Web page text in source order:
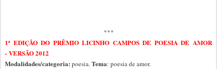
***
1ª EDIÇÃO DO PRÊMIO LICINHO CAMPOS DE POESIA DE AMOR
- VERSÃO 2012
Modalidades/categoria: poesia.Tema: poesia de amor.